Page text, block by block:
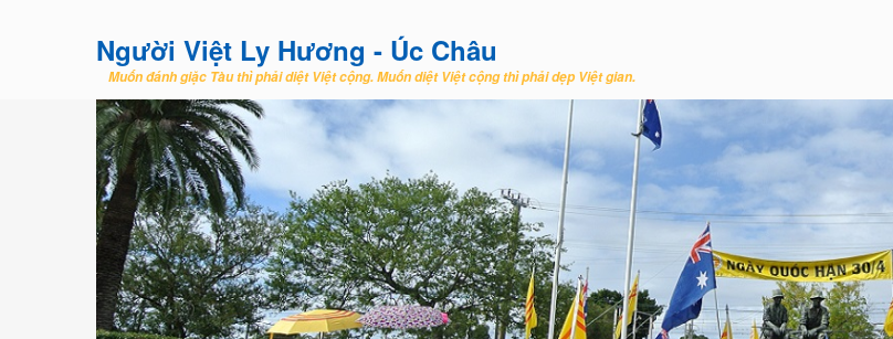
Người Việt Ly Hương - Úc Châu
Muốn đánh giặc Tàu thì phải diệt Việt cộng. Muốn diệt Việt cộng thì phải dẹp Việt gian.